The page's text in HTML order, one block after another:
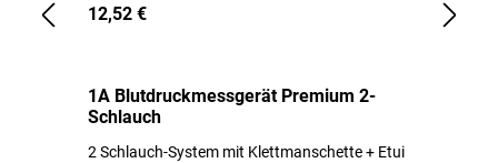
12,52 €
1A Blutdruckmessgerät Premium 2-
Schlauch
2 Schlauch-System mit Klettmanschette + Etui